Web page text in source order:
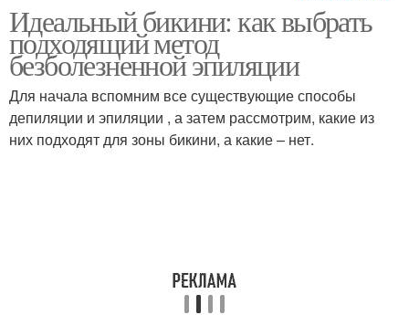
Волос в домашних
условиях
Волос на лобке
Волосы в паху Волос в паху
Идеальный бикини: как выбрать
подходящий метод
безболезненной эпиляции
Для начала вспомним все существующие способы
депиляции и эпиляции , а затем рассмотрим, какие из
них подходят для зоны бикини, а какие – нет.